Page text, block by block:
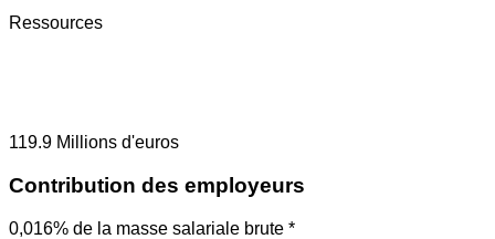
Ressources
119.9 Millions d'euros
Contribution des employeurs
0,016% de la masse salariale brute *